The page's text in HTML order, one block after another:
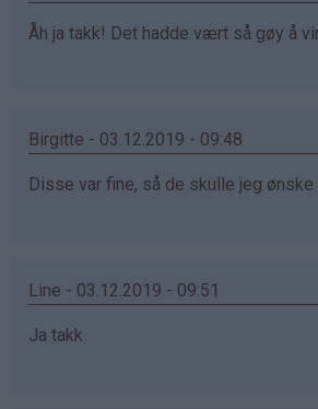
Åh ja takk! Det hadde vært så gøy å
Birgitte - 03.12.2019 - 09:48
Disse var fine, så de skulle jeg ønske
Line - 03.12.2019 - 09:51
Ja takk